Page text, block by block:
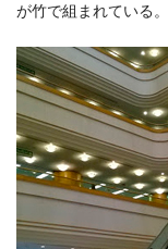
が竹で組まれている。